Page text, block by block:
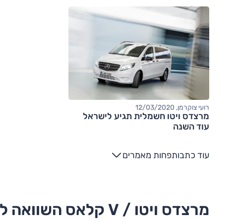
רועי צוקרמן, 12/03/2020
מרצדס ויטו חשמלית תגיע לישראל
עוד השנה
עוד כתבותפחות מאמרים
מרצדס ויטו / V קלאס השוואה למתחרים